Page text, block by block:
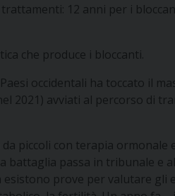
12 anni per i
che produce i bloccanti.
occidentali ha toccato il
2021) avviati al percorso di
piccoli con terapia ormonale
battaglia passa in tribunale e
esistono prove per valutare